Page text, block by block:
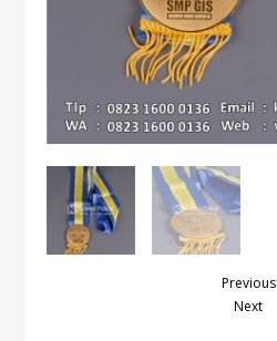
Previous
Next